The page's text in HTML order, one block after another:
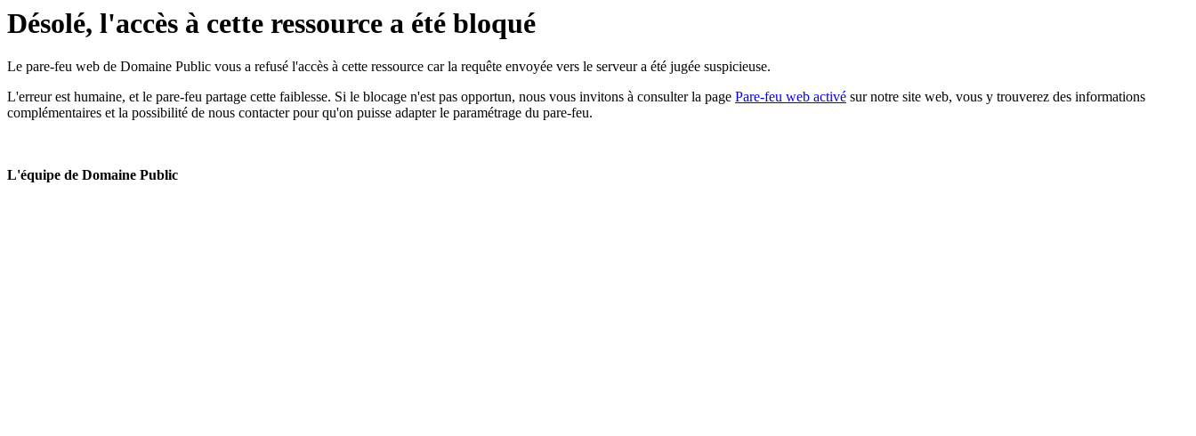
Désolé, l'accès à cette ressource a été bloqué
Le pare-feu web de Domaine Public vous a refusé l'accès à cette ressource car la requête envoyée vers le serveur a été jugée suspicieuse.
L'erreur est humaine, et le pare-feu partage cette faiblesse. Si le blocage n'est pas opportun, nous vous invitons à consulter la page Pare-feu web activé sur notre site web, vous y trouverez des informations
complémentaires et la possibilité de nous contacter pour qu'on puisse adapter le paramétrage du pare-feu.
L'équipe de Domaine Public